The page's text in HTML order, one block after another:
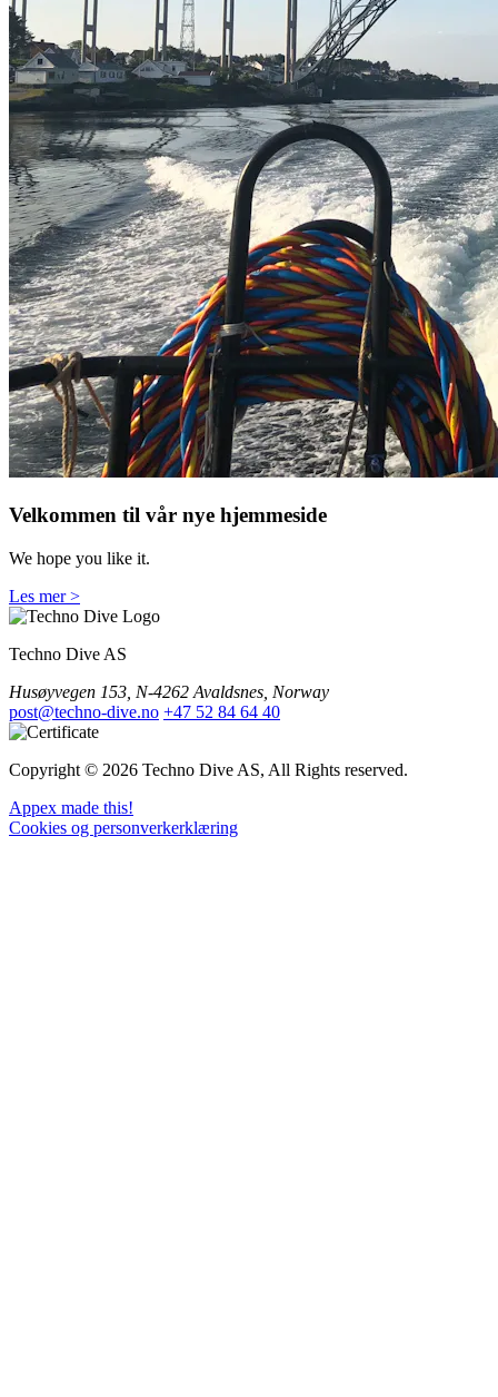
Velkommen til vår nye hjemmeside
We hope you like it.
Les mer >
Techno Dive AS
Husøyvegen 153, N-4262 Avaldsnes, Norway
post@techno-dive.no +47 52 84 64 40
Copyright © 2026 Techno Dive AS, All Rights reserved.
Appex made this!
Cookies og personverkerklæring